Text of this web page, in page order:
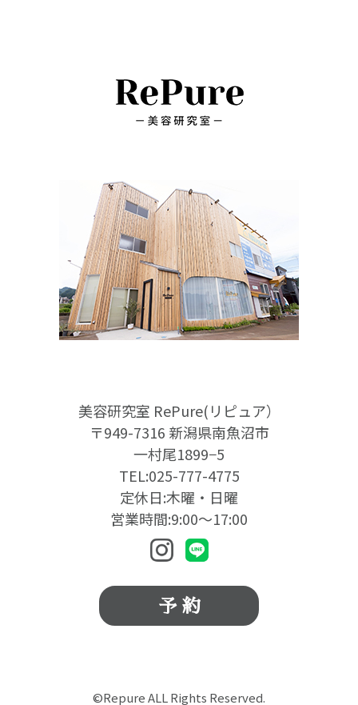
美容研究室 RePure(リピュア）
〒949-7316 新潟県南魚沼市
一村尾1899−5
TEL:025-777-4775
定休日:木曜・日曜
営業時間:9:00〜17:00
予 約
©Repure ALL Rights Reserved.